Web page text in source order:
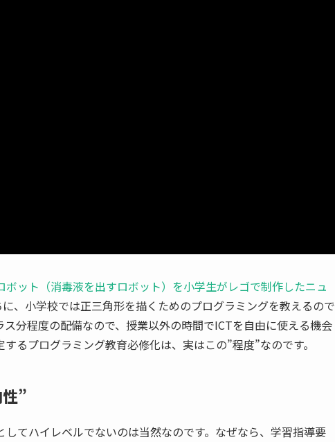
ボット（消毒液を出すロボット）を小学生がレゴで制作したニュ
、小学校では正三角形を描くためのプログラミングを教えるので
分程度の配備なので、授業以外の時間でICTを自由に使える機会
るプログラミング教育必修化は、実はこの”程度”なのです。
”
てハイレベルでないのは当然なのです。なぜなら、学習指導要